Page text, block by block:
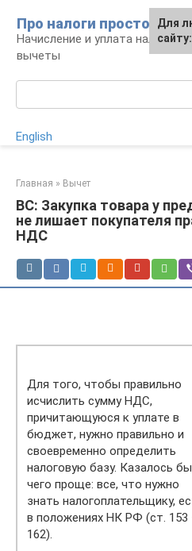
контенту
Про налоги просто
Начисление и уплата налогов,
вычеты
English
Главная » Вычет
ВС: Закупка товара у
не лишает покупателя
НДС
Для того, чтобы правильно
исчислить сумму НДС,
причитающуюся к уплате в
бюджет, нужно правильно и
своевременно определить
налоговую базу. Казалось
чего проще: все, что нужно
знать налогоплательщику,
в положениях НК РФ (ст. 153
162).
Для